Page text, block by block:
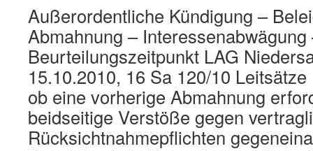
Außerordentliche Kündigung –
Abmahnung – Interessenabwägung
Beurteilungszeitpunkt LAG
15.10.2010, 16 Sa 120/10
ob eine vorherige Abmahnung
beidseitige Verstöße gegen
Rücksichtnahmepflichten